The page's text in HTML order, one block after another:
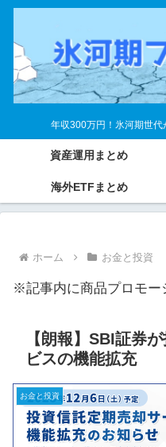
年収300万円！氷河期世
資産運用まとめ
海外ETFまとめ
ホーム お金と投資
※記事内に商品プロモー
【朗報】SBI証券
ビスの機能拡充
お金と投資